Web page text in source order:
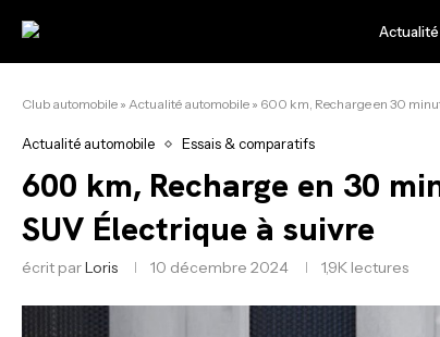
Club automobile » Actualité automobile » 600 km, Recharge en 30
Actualité automobile Essais & comparatifs
600 km, Recharge en 30
SUV Électrique à suivre
écrit parLoris 10 décembre 2024 1,9K lectures